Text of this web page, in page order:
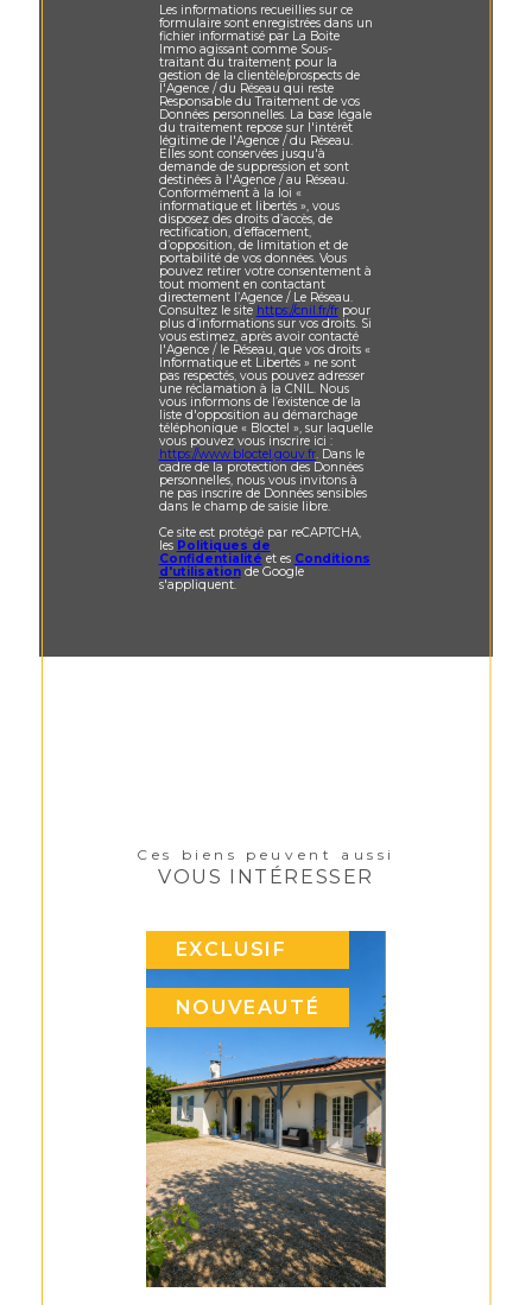
Les informations recueillies sur ce
formulaire sont enregistrées dans un
fichier informatisé par La Boite
Immo agissant comme Sous-
traitant du traitement pour la
gestion de la clientèle/prospects de
l'Agence / du Réseau qui reste
Responsable du Traitement de vos
Données personnelles. La base légale
du traitement repose sur l'intérêt
légitime de l'Agence / du Réseau.
Elles sont conservées jusqu'à
demande de suppression et sont
destinées à l'Agence / au Réseau.
Conformément à la loi «
informatique et libertés », vous
disposez des droits d’accès, de
rectification, d’effacement,
d’opposition, de limitation et de
portabilité de vos données. Vous
pouvez retirer votre consentement à
tout moment en contactant
directement l’Agence / Le Réseau.
Consultez le site https://cnil.fr/frpour
plus d’informations sur vos droits. Si
vous estimez, après avoir contacté
l'Agence / le Réseau, que vos droits «
Informatique et Libertés » ne sont
pas respectés, vous pouvez adresser
une réclamation à la CNIL. Nous
vous informons de l’existence de la
liste d'opposition au démarchage
téléphonique « Bloctel », sur laquelle
vous pouvez vous inscrire ici :
https://www.bloctel.gouv.fr. Dans le
cadre de la protection des Données
personnelles, nous vous invitons à
ne pas inscrire de Données sensibles
dans le champ de saisie libre.
Ce site est protégé par reCAPTCHA,
les Politiques de
Confidentialité et es Conditions
d'utilisationde Google
s'appliquent.
Ces biens peuvent aussi
VOUS INTÉRESSER
EXCLUSIF
NOUVEAUTÉ